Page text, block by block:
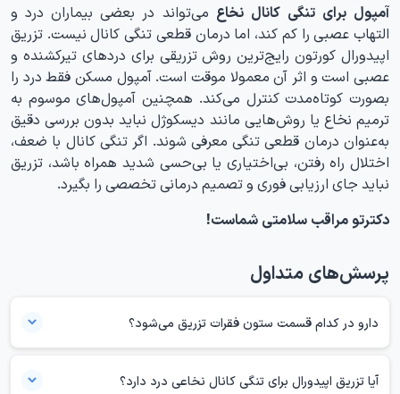
آمپول برای تنگی کانال نخاع می‌تواند در بعضی بیماران درد و
التهاب عصبی را کم کند، اما درمان قطعی تنگی کانال نیست. تزریق
اپیدورال کورتون رایج‌ترین روش تزریقی برای دردهای تیرکشنده و
عصبی است و اثر آن معمولا موقت است. آمپول مسکن فقط درد را
بصورت کوتاه‌مدت کنترل می‌کند. همچنین آمپول‌های موسوم به
ترمیم نخاع یا روش‌هایی مانند دیسکوژل نباید بدون بررسی دقیق
به‌عنوان درمان قطعی تنگی معرفی شوند. اگر تنگی کانال با ضعف،
اختلال راه رفتن، بی‌اختیاری یا بی‌حسی شدید همراه باشد، تزریق
نباید جای ارزیابی فوری و تصمیم درمانی تخصصی را بگیرد.
دکترتو مراقب سلامتی شماست!
پرسش‌های متداول
دارو در کدام قسمت ستون فقرات تزریق می‌شود؟
می‌شود. بسته به محل علائم، تزریق می‌تواند در ناحیه کمر، گردن یا پایین
آیا تزریق اپیدورال برای تنگی کانال نخاعی درد دارد؟